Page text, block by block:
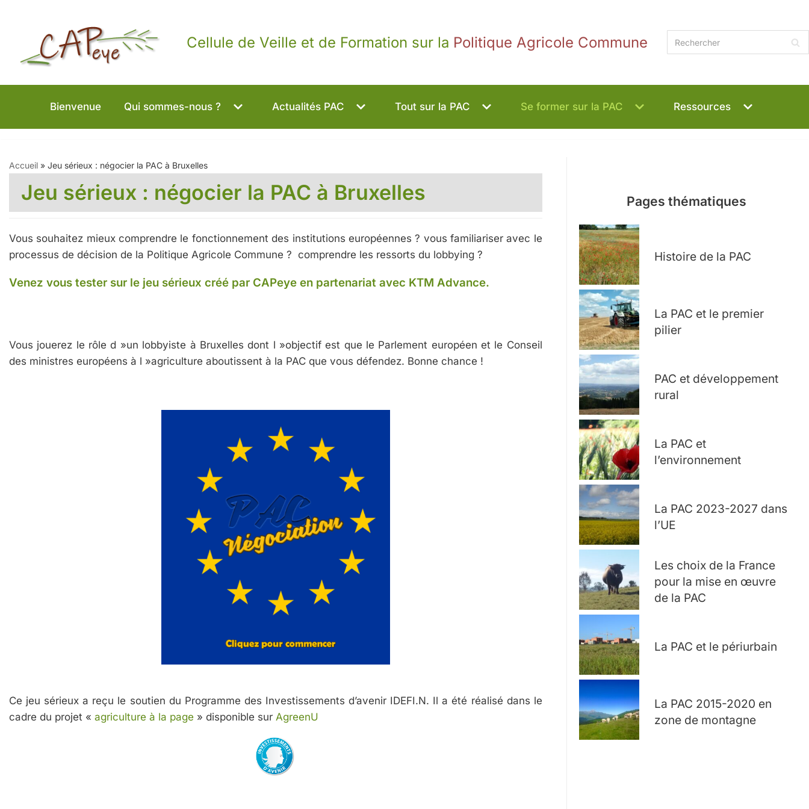
contenu
Cellule de Veille et de Formation sur la Politique Agricole Commune
Bienvenue Qui sommes-nous ? Actualités PAC Tout sur la PAC Se former sur la PAC Ressources
Accueil » Jeu sérieux : négocier la PAC à Bruxelles
Jeu sérieux : négocier la PAC à Bruxelles
Vous souhaitez mieux comprendre le fonctionnement des institutions européennes ? vous familiariser avec le
processus de décision de la Politique Agricole Commune ? comprendre les ressorts du lobbying ?
Venez vous tester sur le jeu sérieux créé par CAPeye en partenariat avec KTM Advance.
Vous jouerez le rôle d »un lobbyiste à Bruxelles dont l »objectif est que le Parlement européen et le Conseil
des ministres européens à l »agriculture aboutissent à la PAC que vous défendez. Bonne chance !
Ce jeu sérieux a reçu le soutien du Programme des Investissements d’avenir IDEFI.N. Il a été réalisé dans le
cadre du projet « agriculture à la page » disponible sur AgreenU
Pages thématiques
Histoire de la PAC
La PAC et le premier
pilier
PAC et développement
rural
La PAC et
l’environnement
La PAC 2023-2027 dans
l’UE
Les choix de la France
pour la mise en œuvre
de la PAC
La PAC et le périurbain
La PAC 2015-2020 en
zone de montagne